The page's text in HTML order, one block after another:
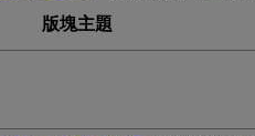
版塊主題